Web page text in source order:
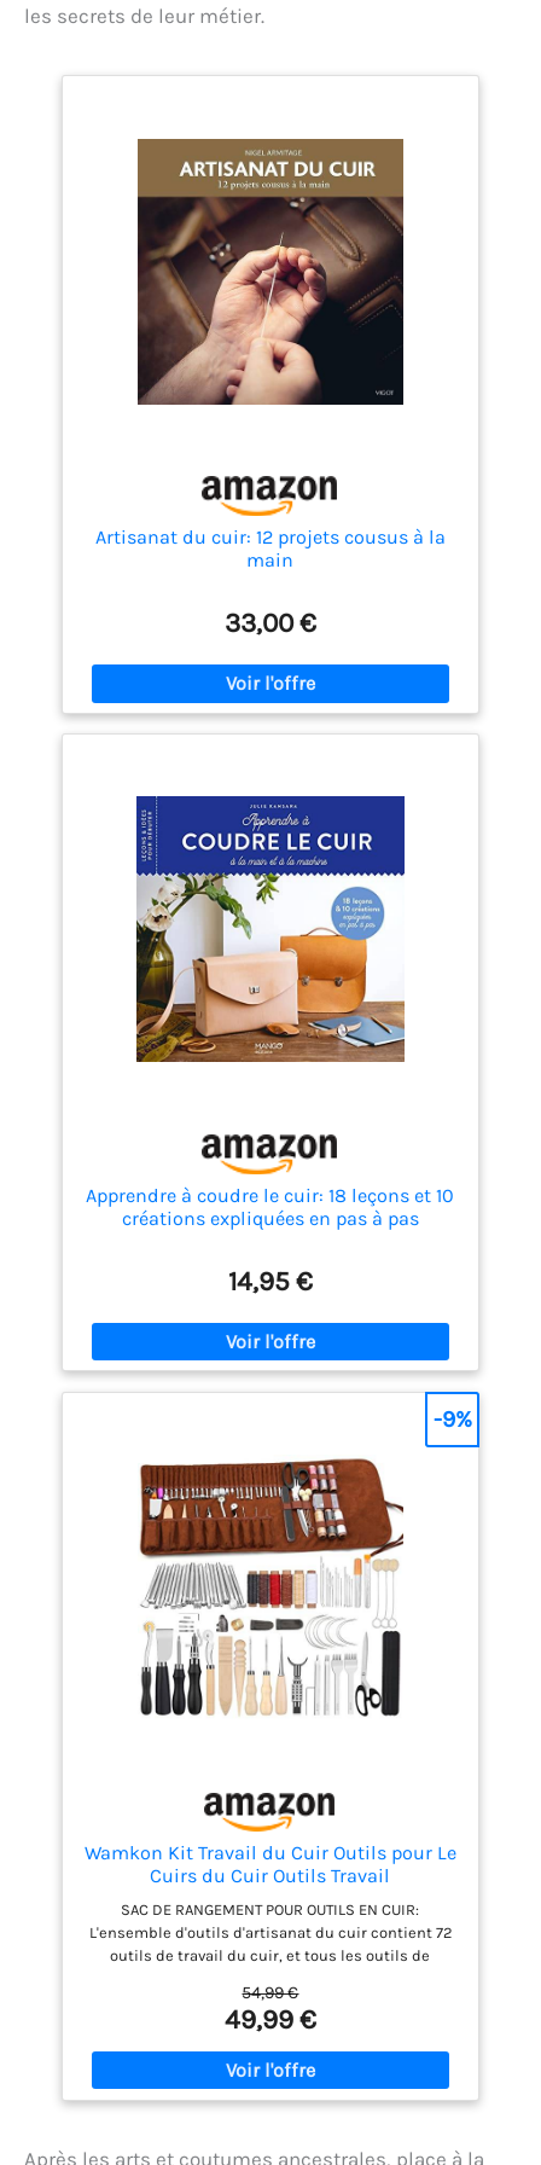
d'améliorer l'efficacité.
les secrets de leur métier.
Artisanat du cuir: 12 projets cousus à la
main
33,00 €
Apprendre à coudre le cuir: 18 leçons et 10
créations expliquées en pas à pas
14,95 €
Wamkon Kit Travail du Cuir Outils pour Le
Cuirs du Cuir Outils Travail
SAC DE RANGEMENT POUR OUTILS EN CUIR:
L'ensemble d'outils d'artisanat du cuir contient 72
outils de travail du cuir, et tous les outils de
rangement en cuir délicat de manière ordonnée. Ne
vous inquiétez pas de perdre des outils, et il est
facile à transporter. KIT DE COUTURE EN CUIR:
L'ensemble d'outils d'artisanat en cuir contient un
poinçon, des poinçons de couture, une rainure
54,99 €
49,99 €
-9%
Après les arts et coutumes ancestrales, place à la